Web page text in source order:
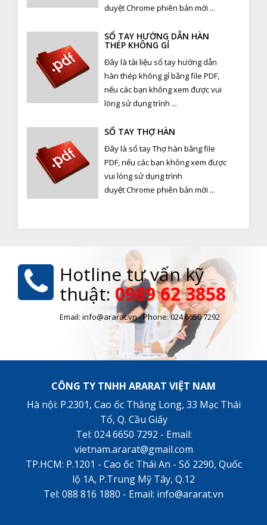
duyệt Chrome phiên bản mới ...
SỔ TAY HƯỚNG DẪN HÀN
THÉP KHÔNG GỈ
Đây là tài liệu sổ tay hướng dẫn
hàn thép không gỉ bằng file PDF,
nếu các bạn không xem được vui
lòng sử dụng trình ...
SỔ TAY THỢ HÀN
Đây là sổ tay Thợ hàn bằng file
PDF, nếu các bạn không xem được
vui lòng sử dụng trình
duyệt Chrome phiên bản mới ...
Hotline tư vấn kỹ
thuật: 0989 62 3858
Email: info@ararat.vn - Phone: 024 6650 7292
CÔNG TY TNHH ARARAT VIỆT NAM
Hà nội: P.2301, Cao ốc Thăng Long, 33 Mạc Thái
Tổ, Q. Cầu Giấy
Tel: 024 6650 7292 - Email:
vietnam.ararat@gmail.com
TP.HCM: P.1201 - Cao ốc Thái An - Số 2290, Quốc
lộ 1A, P.Trung Mỹ Tây, Q.12
Tel: 088 816 1880 - Email: info@ararat.vn